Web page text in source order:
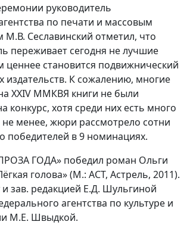
руководитель
по печати и массовым
Сеславинский отметил, что
переживает сегодня не лучшие
ценнее становится подвижнический
издательств. К сожалению, многие
XXIV ММКВЯ книги не были
конкурс, хотя среди них есть много
менее, жюри рассмотрело сотни
победителей в 9 номинациях.
ГОДА» победил роман Ольги
голова» (М.: АСТ, Астрель, 2011).
и зав. редакцией Е.Д. Шульгиной
агентства по культуре и
М.Е. Швыдкой.